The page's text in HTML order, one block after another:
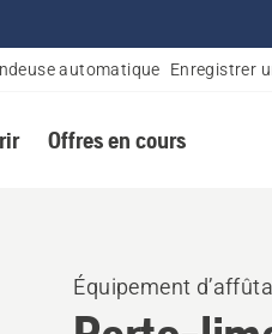
automatique Enregistrer
Offres en cours
Équipement